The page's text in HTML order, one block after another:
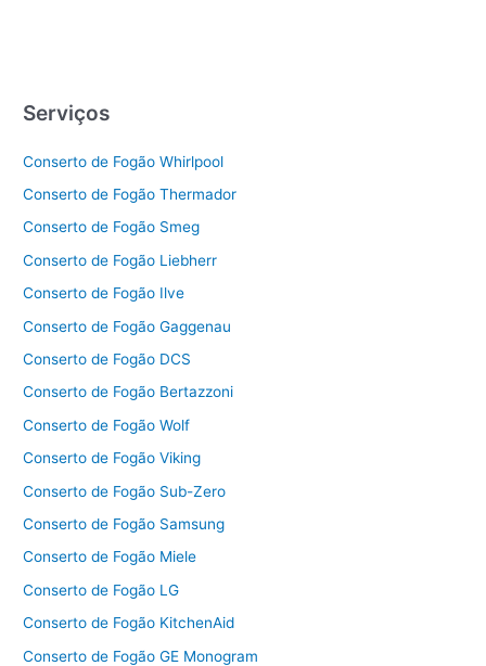
Serviços
Conserto de Fogão Whirlpool
Conserto de Fogão Thermador
Conserto de Fogão Smeg
Conserto de Fogão Liebherr
Conserto de Fogão Ilve
Conserto de Fogão Gaggenau
Conserto de Fogão DCS
Conserto de Fogão Bertazzoni
Conserto de Fogão Wolf
Conserto de Fogão Viking
Conserto de Fogão Sub-Zero
Conserto de Fogão Samsung
Conserto de Fogão Miele
Conserto de Fogão LG
Conserto de Fogão KitchenAid
Conserto de Fogão GE Monogram